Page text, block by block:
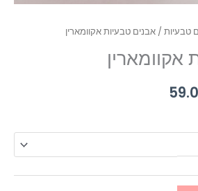
טבעיות / אבנים טבעיות אקוומארין
אקוומארין